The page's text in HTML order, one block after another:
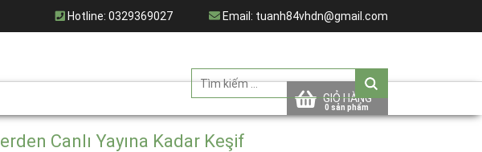
Email: tuanh84vhdn@gmail.com
Hotline: 0329369027
GIỎ HÀNG
Canlı Yayına Kadar Keşif